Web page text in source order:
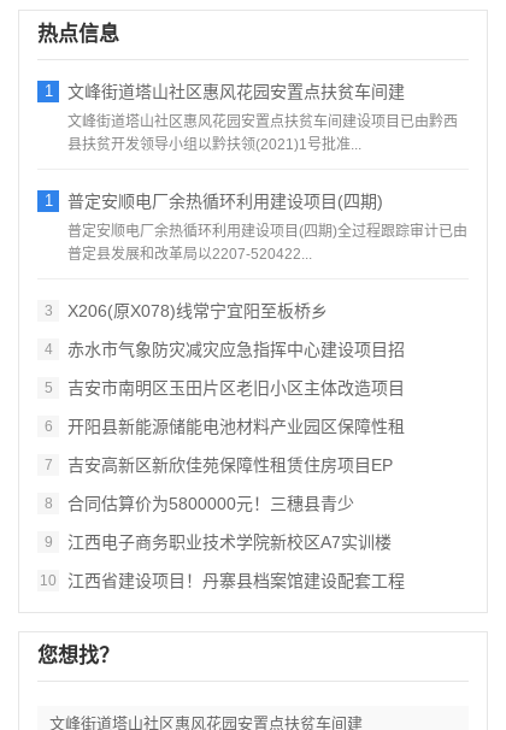
热点信息
1 文峰街道塔山社区惠风花园安置点扶贫车间建
文峰街道塔山社区惠风花园安置点扶贫车间建设项目已由黔西
县扶贫开发领导小组以黔扶领(2021)1号批准...
1 普定安顺电厂余热循环利用建设项目(四期)
普定安顺电厂余热循环利用建设项目(四期)全过程跟踪审计已由
普定县发展和改革局以2207-520422...
3 X206(原X078)线常宁宜阳至板桥乡
4 赤水市气象防灾减灾应急指挥中心建设项目招
5 吉安市南明区玉田片区老旧小区主体改造项目
6 开阳县新能源储能电池材料产业园区保障性租
7 吉安高新区新欣佳苑保障性租赁住房项目EP
8 合同估算价为5800000元！三穗县青少
9 江西电子商务职业技术学院新校区A7实训楼
10 江西省建设项目！丹寨县档案馆建设配套工程
您想找？
文峰街道塔山社区惠风花园安置点扶贫车间建